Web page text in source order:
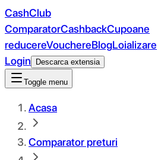
CashClub
ComparatorCashbackCupoane
reducereVouchereBlogLoializare
Login
Descarca extensia
Toggle menu
Acasa
Comparator preturi